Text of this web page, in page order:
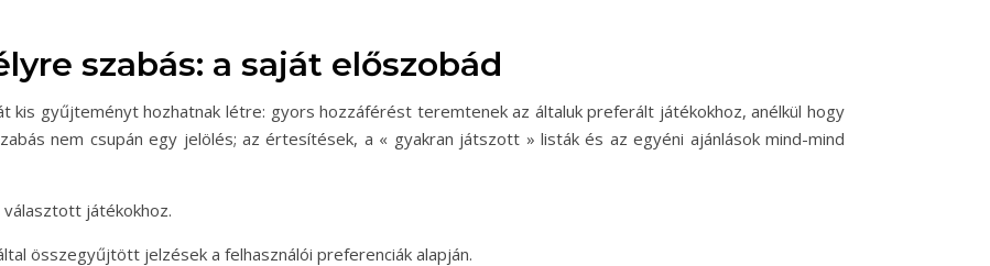
szabás: a saját előszobád
kis gyűjteményt hozhatnak létre: gyors hozzáférést teremtenek az általuk preferált játékokhoz, anélkül hogy
nem csupán egy jelölés; az értesítések, a « gyakran játszott » listák és az egyéni ajánlások mind-mind
játékokhoz.
összegyűjtött jelzések a felhasználói preferenciák alapján.